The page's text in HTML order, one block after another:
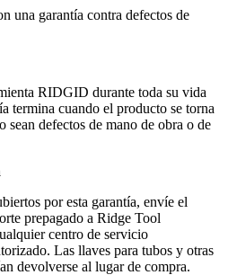
una garantía contra defectos de
RIDGID durante toda su vida
termina cuando el producto se torna
sean defectos de mano de obra o de
por esta garantía, envíe el
prepagado a Ridge Tool
centro de servicio
Las llaves para tubos y otras
devolverse al lugar de compra.